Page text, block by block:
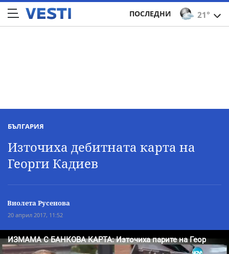
21°
ПОСЛЕДНИ
БЪЛГАРИЯ
Източиха дебитната карта на
Георги Кадиев
Виолета Русенова
20 април 2017, 11:52